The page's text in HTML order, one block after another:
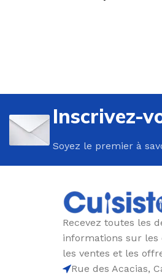
Inscrivez-
Soyez le premier à
Recevez toutes les
informations sur les
les ventes et les
Rue des Acacias,